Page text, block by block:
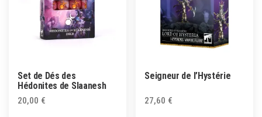
Set de Dés des
Hédonites de Slaanesh
20,00 €
Seigneur de l’Hystérie
27,60 €